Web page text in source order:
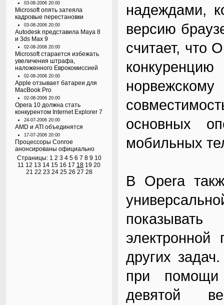
03-08-2006 20:00
Microsoft опять затеяла
кадровые перестановки
03-08-2006 20:00
Autodesk представила Maya 8
и 3ds Max 9
02-08-2006 20:00
Microsoft старается избежать
увеличения штрафа,
наложенного Еврокомиссией
02-08-2006 20:00
Apple отзывает батареи для
MacBook Pro
02-08-2006 20:00
Opera 10 должна стать
конкурентом Internet Explorer 7
24-07-2006 20:00
AMD и ATI объединятся
17-07-2006 20:00
Процессоры Conroe
анонсированы официально
Страницы: 1 2 3 4 5 6 7 8 9 10
11 12 13 14 15 16 17 18 19 20
21 22 23 24 25 26 27 28
надеждами,
версию
считает, что
основных
мобильных
В Opera
других
при помощи
девятой